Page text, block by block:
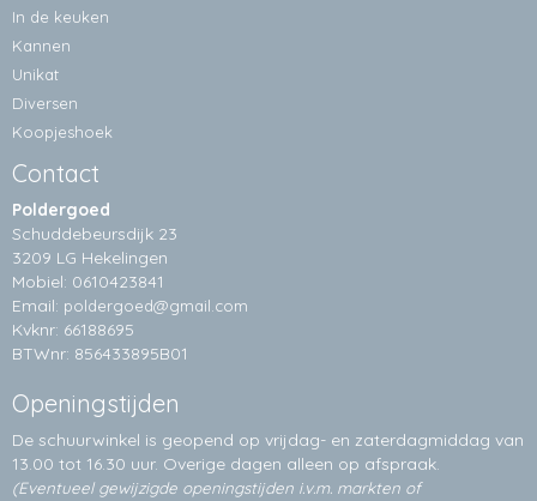
In de keuken
Kannen
Unikat
Diversen
Koopjeshoek
Contact
Poldergoed
Schuddebeursdijk 23
3209 LG Hekelingen
Mobiel: 0610423841
Email: poldergoed@gmail.com
Kvknr: 66188695
BTWnr: 856433895B01
Openingstijden
De schuurwinkel is geopend op vrijdag- en zaterdagmiddag van
13.00 tot 16.30 uur. Overige dagen alleen op afspraak.
(Eventueel gewijzigde openingstijden i.v.m. markten of